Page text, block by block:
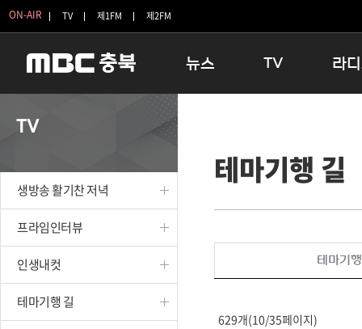
ON-AIR TV 제1FM 제2FM
뉴스
보은
옥천
TV
인생내컷
테마기행 길
시청자 FLEX
라
16:00
우리 고
TV
생방송 활기찬 저녁
프라임인터뷰
인생내컷
테마기행 길
테마기행 길
테마기
629개(10/35페이지)